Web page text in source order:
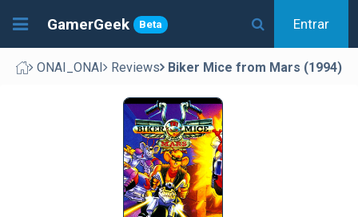
GamerGeek Beta Entrar
ONAI_ONAI Reviews Biker Mice from Mars (1994)